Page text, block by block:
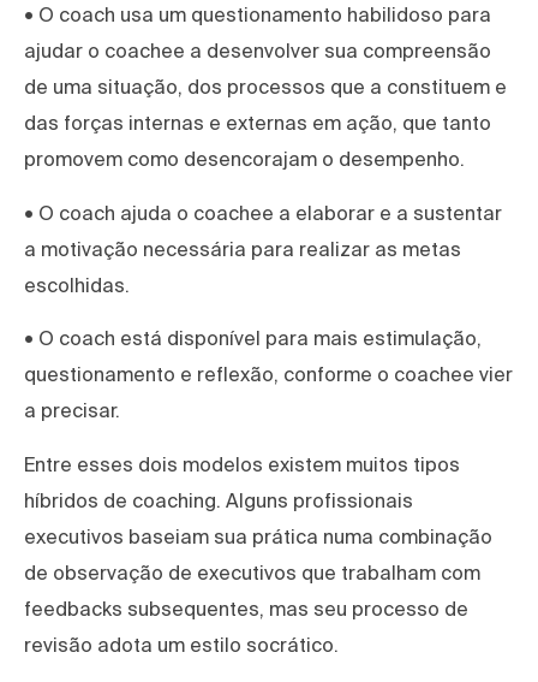
• O coach usa um questionamento habilidoso para
ajudar o coachee a desenvolver sua compreensão
de uma situação, dos processos que a constituem e
das forças internas e externas em ação, que tanto
promovem como desencorajam o desempenho.
• O coach ajuda o coachee a elaborar e a sustentar
a motivação necessária para realizar as metas
escolhidas.
• O coach está disponível para mais estimulação,
questionamento e reflexão, conforme o coachee vier
a precisar.
Entre esses dois modelos existem muitos tipos
híbridos de coaching. Alguns profissionais
executivos baseiam sua prática numa combinação
de observação de executivos que trabalham com
feedbacks subsequentes, mas seu processo de
revisão adota um estilo socrático.